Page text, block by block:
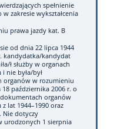
spełnienie
zakresie wykształcenia
prawa jazdy kat. B
od dnia 22 lipca 1944
kandydatka/kandydat
ł służby w organach
nie była/był
organów w rozumieniu
października 2006 r. o
organów
lat 1944–1990 oraz
Nie dotyczy
urodzonych 1 sierpnia